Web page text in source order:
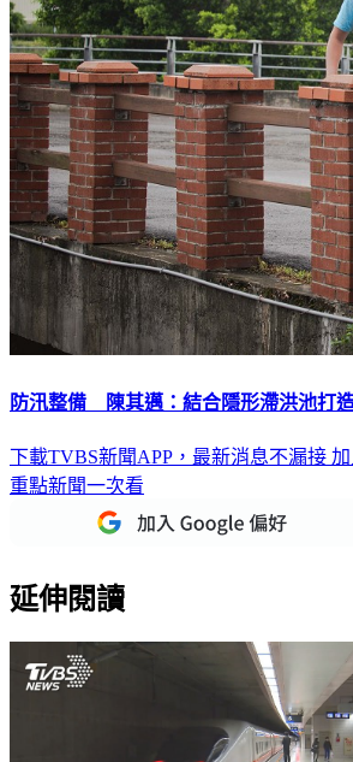
防汛整備 陳其邁：結合隱形滯洪池打
下載TVBS新聞APP，最新消息不漏接
重點新聞一次看
延伸閱讀